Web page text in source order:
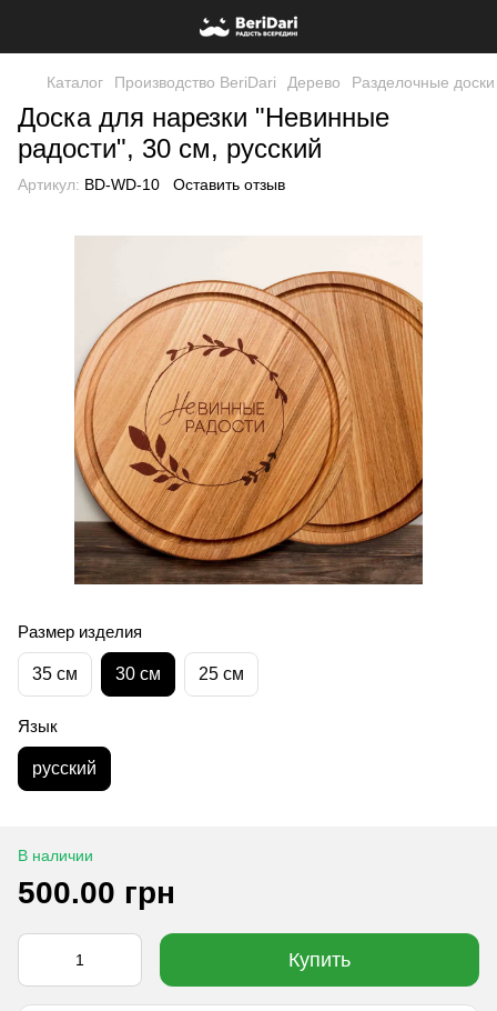
Каталог Производство BeriDari Дерево Разделочные доски
Доска для нарезки "Невинные
радости", 30 см, русский
Артикул: BD-WD-10 Оставить отзыв
Размер изделия
35 см 30 см 25 см
Язык
русский
В наличии
500.00 грн
Купить